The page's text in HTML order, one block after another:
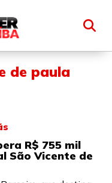
de paula
R$ 755 mil
São Vicente de